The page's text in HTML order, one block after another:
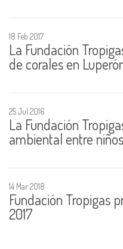
18 Feb 2017
La Fundación
de corales en
25 Jul 2016
La Fundación
ambiental entre
14 Mar 2018
Fundación Tropigas
2017